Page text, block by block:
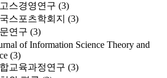
스경영연구 (3)
스포츠학회지 (3)
연구 (3)
of Information Science Theory and
(3)
교육과정연구 (3)